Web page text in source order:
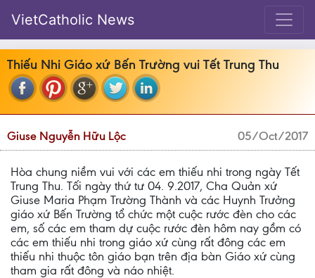
VietCatholic News
Thiếu Nhi Giáo xứ Bến Trường vui Tết Trung Thu
Giuse Nguyễn Hữu Lộc 05/Oct/2017
Hòa chung niềm vui với các em thiếu nhi trong ngày Tết
Trung Thu. Tối ngày thứ tư 04. 9.2017, Cha Quản xứ
Giuse Maria Phạm Trường Thành và các Huynh Trưởng
giáo xứ Bến Trường tổ chức một cuộc rước đèn cho các
em, số các em tham dự cuộc rước đèn hôm nay gồm có
các em thiếu nhi trong giáo xứ cùng rất đông các em
thiếu nhi thuộc tôn giáo bạn trên địa bàn Giáo xứ cùng
tham gia rất đông và náo nhiệt.